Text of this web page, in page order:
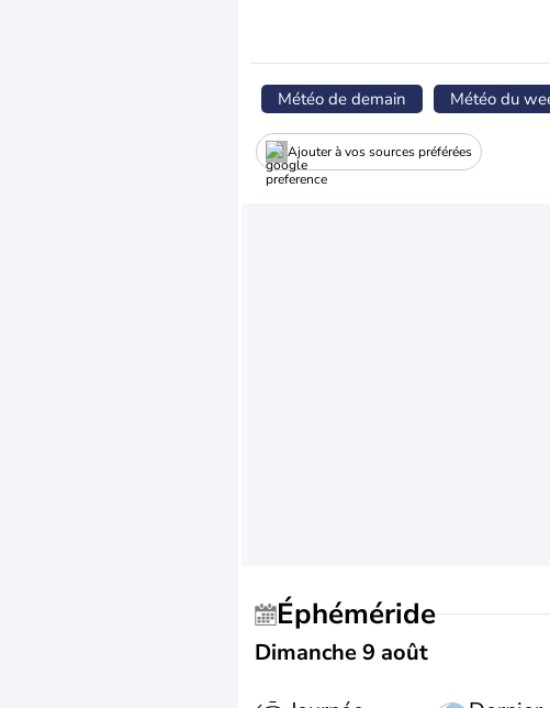
Météo de demain Météo du
Ajouter à vos sources préférées
Éphéméride
Dimanche 9 août